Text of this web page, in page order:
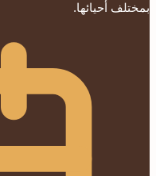
بمختلف أحيائها.